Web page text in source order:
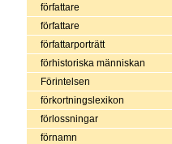
författare
författare
författarporträtt
förhistoriska människan
Förintelsen
förkortningslexikon
förlossningar
förnamn